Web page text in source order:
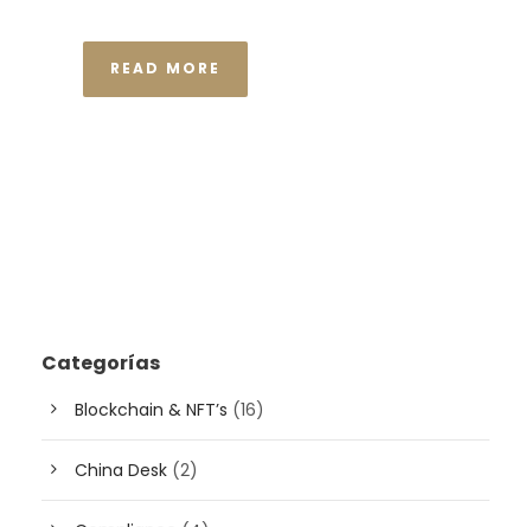
READ MORE
Categorías
Blockchain & NFT’s (16)
China Desk (2)